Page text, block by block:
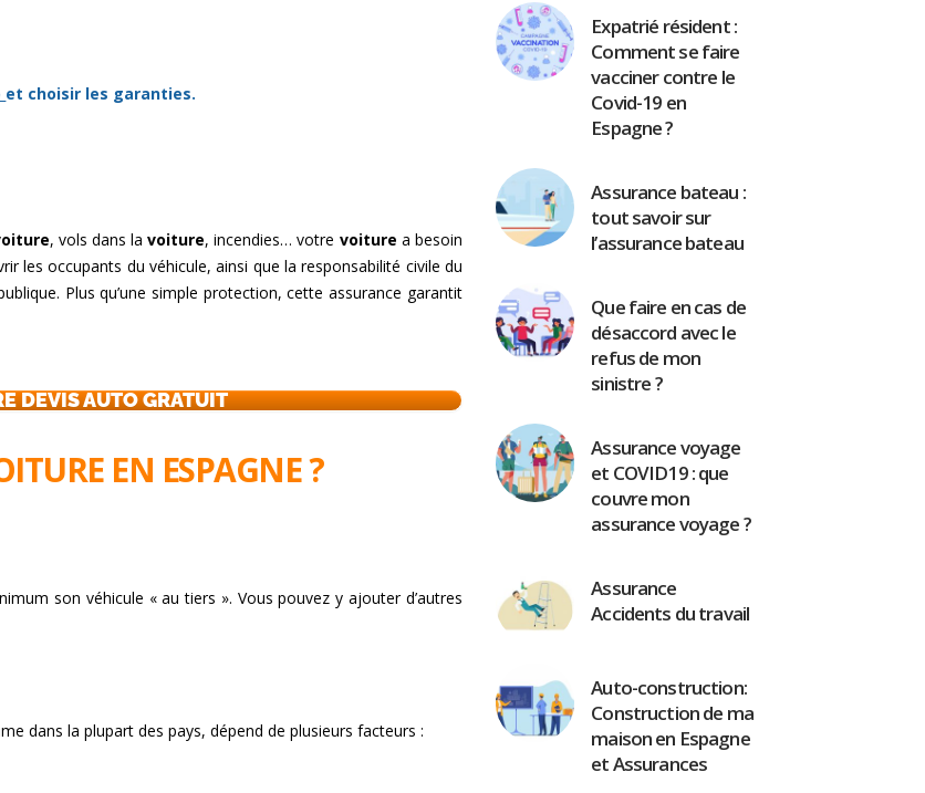
et choisir les garanties.
, vols dans lavoiture, incendies… votre voiture a besoin
les occupants du véhicule, ainsi que la responsabilité civile du
Plus qu’une simple protection, cette assurance garantit
DEVIS AUTO GRATUIT
EN ESPAGNE ?
son véhicule « au tiers ». Vous pouvez y ajouter d’autres
dans la plupart des pays, dépend de plusieurs facteurs :
Expatrié résident :
Comment se faire
vacciner contre le
Covid-19 en
Espagne ?
Assurance bateau :
tout savoir sur
l’assurance bateau
Que faire en cas de
désaccord avec le
refus de mon
sinistre ?
Assurance voyage
et COVID19 : que
couvre mon
assurance voyage ?
Assurance
Accidents du travail
Auto-construction:
Construction de ma
maison en Espagne
et Assurances